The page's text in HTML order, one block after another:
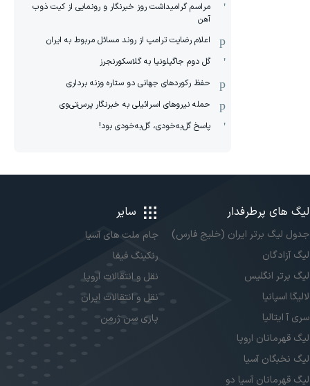
مراسم گرامیداشت روز خبرنگار و رونمایی از کیت ذوب
آهن
اعلام رضایت ترامپ از روند مسائل مربوط به ایران
گل دوم جاگیلونیا به گلاسکورنجرز
حفظ رکوردهای جهانی دو ستاره وزنه برداری
حمله نیروهای اسرائیلی به خبرنگار پرس‌تی‌وی
پاسخ گل‌به‌خودی، گل‌به‌خودی بود!
لیگ های پرطرفدار
جدول لیگ برتر ایران (خلیج فارس)
لیگ آزادگان
لیگ برتر انگلیس
لالیگا اسپانیا
سری آ ایتالیا
لیگ قهرمانان اروپا
لیگ نخبگان آسیا
لیگ قهرمانان آسیا دو
سایر
جام ملت های آسیا
رنکینگ فیفا
نقل و انتقالات اروپا
نقل و انتقالات ایران
پاری سن ژرمن